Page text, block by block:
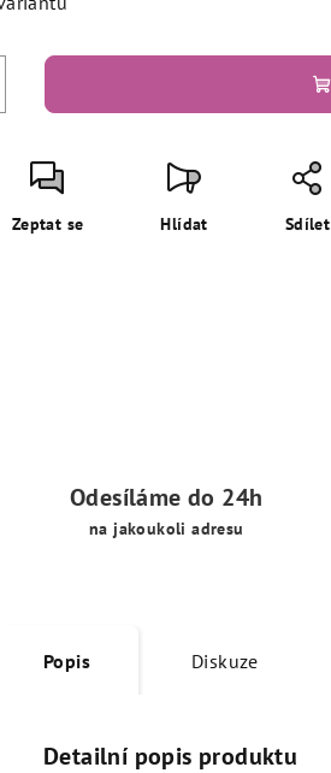
Zeptat se Hlídat Sdílet
Odesíláme do 24h
na jakoukoli adresu
Popis Diskuze
Detailní popis produktu